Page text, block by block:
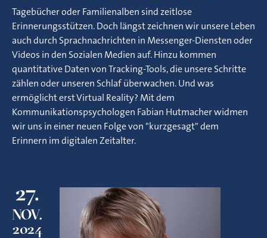
Tagebücher oder Familienalben sind zeitlose
Erinnerungsstützen. Doch längst zeichnen wir unsere Leben
auch durch Sprachnachrichten in Messenger-Diensten oder
Videos in den Sozialen Medien auf. Hinzu kommen
quantitative Daten von Tracking-Tools, die unsere Schritte
zählen oder unseren Schlaf überwachen. Und was
ermöglicht erst Virtual Reality? Mit dem
Kommunikationspsychologen Fabian Hutmacher widmen
wir uns in einer neuen Folge von "kurzgesagt" dem
Erinnern im digitalen Zeitalter.
27.
NOV.
2024